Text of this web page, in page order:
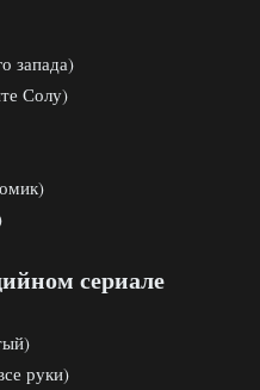
запада)
Солу)
сериале
руки)